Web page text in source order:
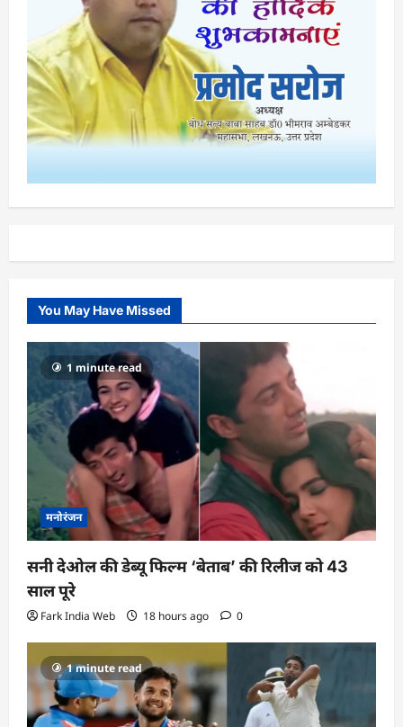
You May Have Missed
1 minute read
मनोरंजन
सनी देओल की डेब्यू फिल्म ‘बेताब’ की रिलीज को 43
साल पूरे
Fark India Web 18 hours ago 0
1 minute read